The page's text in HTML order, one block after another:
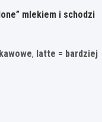
mlekiem i schodzi
, latte = bardziej